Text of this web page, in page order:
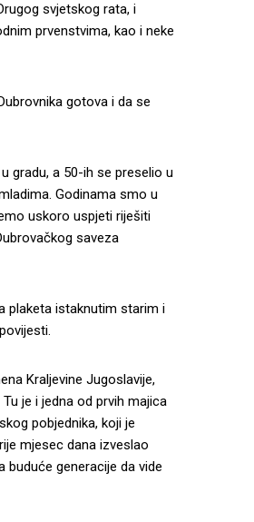
svjetskog rata, i
prvenstvima, kao i neke
gotova i da se
gradu, a 50-ih se preselio u
Godinama smo u
uskoro uspjeti riješiti
saveza
plaketa istaknutim starim i
Kraljevine Jugoslavije,
je i jedna od prvih majica
pobjednika, koji je
mjesec dana izveslao
buduće generacije da vide